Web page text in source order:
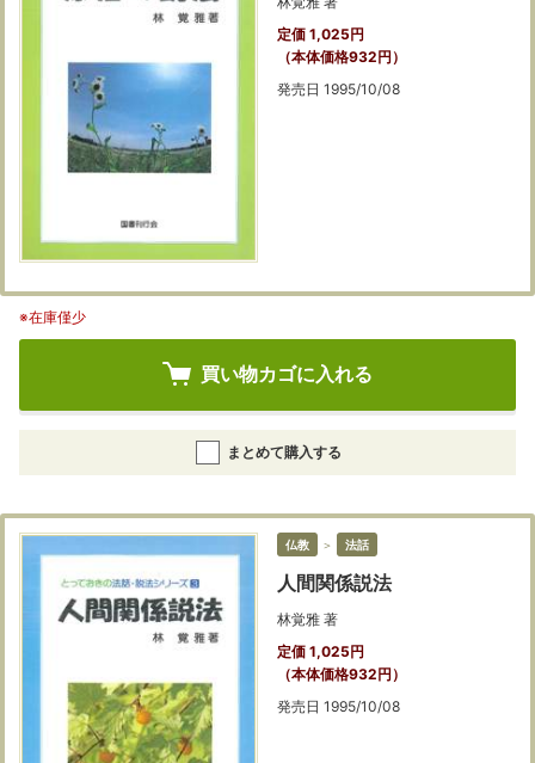
定価 1,025円
（本体価格932円）
発売日 1995/10/08
※在庫僅少
買い物カゴに入れる
まとめて購入する
仏教 ＞ 法話
人間関係説法
林覚雅 著
定価 1,025円
（本体価格932円）
発売日 1995/10/08